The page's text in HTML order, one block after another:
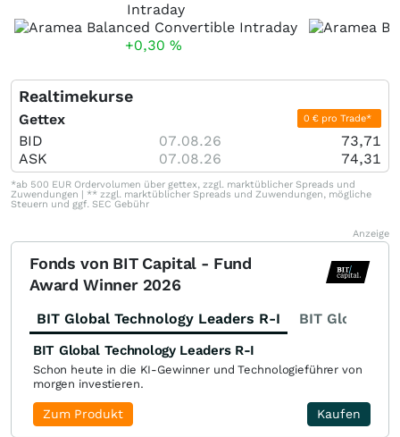
Intraday
+0,30 %
Realtimekurse
Gettex 0 € pro Trade*
BID 07.08.26
73,71
ASK
07.08.26 74,31
*ab 500 EUR Ordervolumen über gettex, zzgl. marktüblicher Spreads und
Zuwendungen | ** zzgl. marktüblicher Spreads und Zuwendungen, mögliche
Steuern und ggf. SEC Gebühr
Anzeige
Fonds von BIT Capital - Fund
Award Winner 2026
BIT Global Technology Leaders R-I BIT Global
BIT Global Technology Leaders R-I
Schon heute in die KI-Gewinner und Technologieführer von
morgen investieren.
Kaufen
Zum Produkt